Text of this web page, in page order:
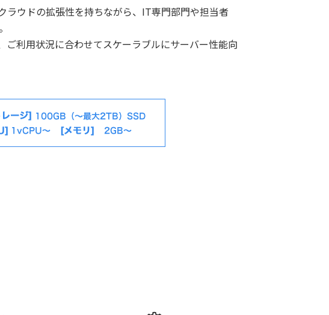
ウドの拡張性を持ちながら、IT専門部門や担当者
利用状況に合わせてスケーラブルにサーバー性能向